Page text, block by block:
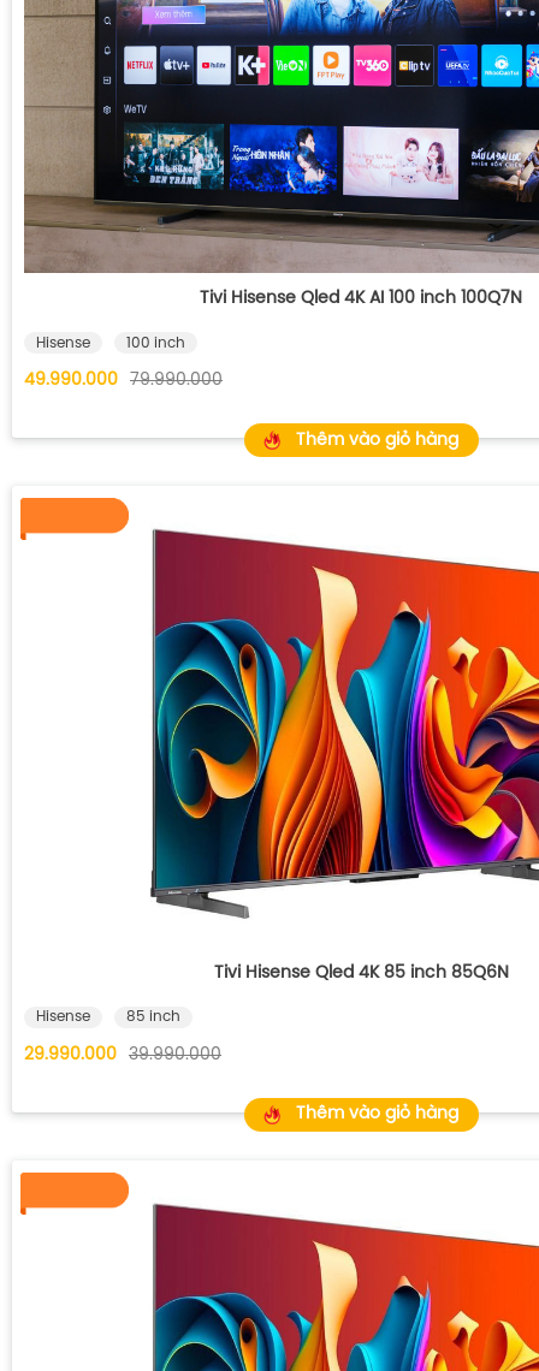
Tivi Hisense Qled 4K AI 100 inch 100Q7N
Hisense 100 inch
49.990.000 79.990.000
Thêm vào giỏ hàng
Tivi Hisense Qled 4K 85 inch 85Q6N
Hisense 85 inch
29.990.000 39.990.000
Thêm vào giỏ hàng